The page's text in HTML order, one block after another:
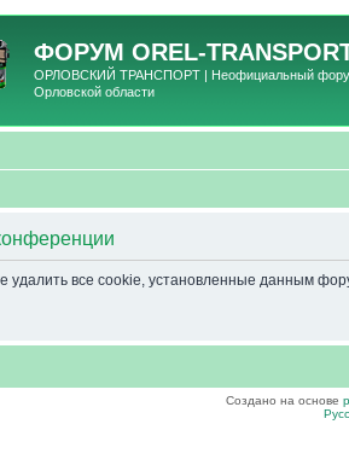
ФОРУМ OREL-
ОРЛОВСКИЙ ТРАНСПОРТ | Неофициальный форум
Орловской области
удалить все cookie, установленные данным
Создано на основе